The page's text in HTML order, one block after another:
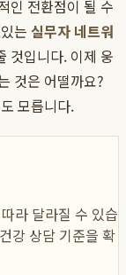
인 전환점이 될 수
는 실무자 네트워
것입니다. 이제 웅
것은 어떨까요?
모릅니다.
라 달라질 수 있습
강 상담 기준을 확